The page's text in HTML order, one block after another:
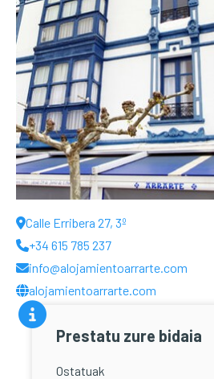
Calle Erribera 27, 3º
+34 615 785 237
info@alojamientoarrarte.com
alojamientoarrarte.com
Prestatu zure bidaia
Ostatuak